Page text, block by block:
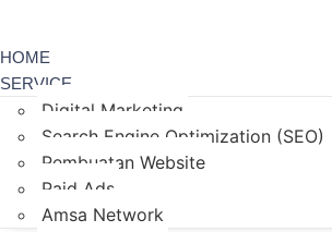
HOME
SERVICE
Digital Marketing
Search Engine Optimization (SEO)
Pembuatan Website
Paid Ads
Amsa Network